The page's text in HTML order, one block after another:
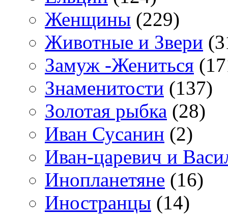
Женщины (229)
Животные и Звери
Замуж -Жениться
Знаменитости (137)
Золотая рыбка (28)
Иван Сусанин (2)
Иван-царевич и
Инопланетяне (16)
Иностранцы (14)